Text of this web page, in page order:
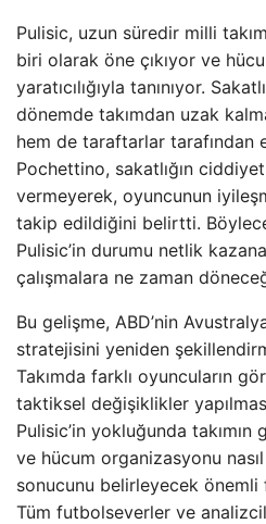
Pulisic, uzun süredir milli
biri olarak öne çıkıyor ve
yaratıcılığıyla tanınıyor.
dönemde takımdan uzak
hem de taraftarlar tarafından
Pochettino, sakatlığın
vermeyerek, oyuncunun
takip edildiğini belirtti.
Pulisic’in durumu netlik
çalışmalara ne zaman
Bu gelişme, ABD’nin
stratejisini yeniden
Takımda farklı oyuncuların
taktiksel değişiklikler
Pulisic’in yokluğunda
ve hücum organizasyonu
sonucunu belirleyecek
Tüm futbolseverler ve